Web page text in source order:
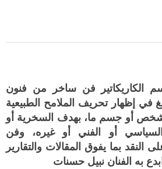
الكاريكاتير فن ساخر من فنون
في إظهار تحريف الملامح الطبيعية
أو جسم ما، بهدف السخرية أو
السياسي أو الفني أو غيره، وفن
النقد بما يفوق المقالات والتقارير
به الفنان نبيل حسنات